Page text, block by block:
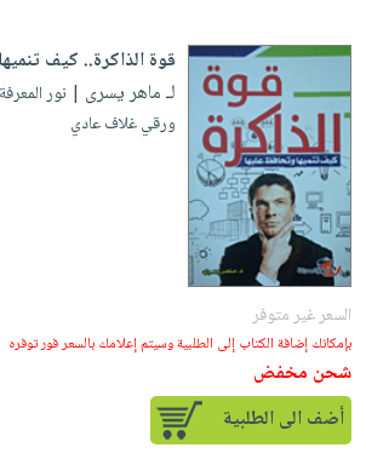
بالأسنان
الحمية
والتغذية
المائدة
الأوعية
والتخزين
أدوات
المطبخ
مبيعاً
العودة
للمدارس
اكسسوارات
كتب
اكسسوارات
منزلية
اكسسوارات
ملابس
مطرزات
حقائب
حلي
مجاني
بنود
مختارة
اشتراكات
كل
الاشتراكات
صندوق
القراءة
iKitab
بلا
حدود
بحث
متقدم
نيل
وفرات
عن
حسابك
قوة الذاكرة.. كيف
لـ ماهر يسرى | نور المعرفة | 28/
ورقي غلاف عادي
السعر غير متوفر
بإمكانك إضافة الكتاب إلى الطلبية وسيتم إعلامك بالسعر فور توفره
شحن مخفض
أضف الى الطلبية